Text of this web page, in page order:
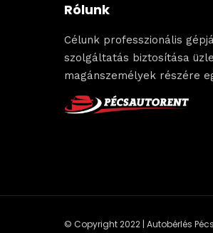
Rólunk
Célunk professzionális
szolgáltatás biztosítása
magánszemélyek részére
© Copyright 2022 | Autobérlés